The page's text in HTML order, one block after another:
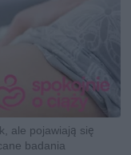
ale pojawiają się
badania